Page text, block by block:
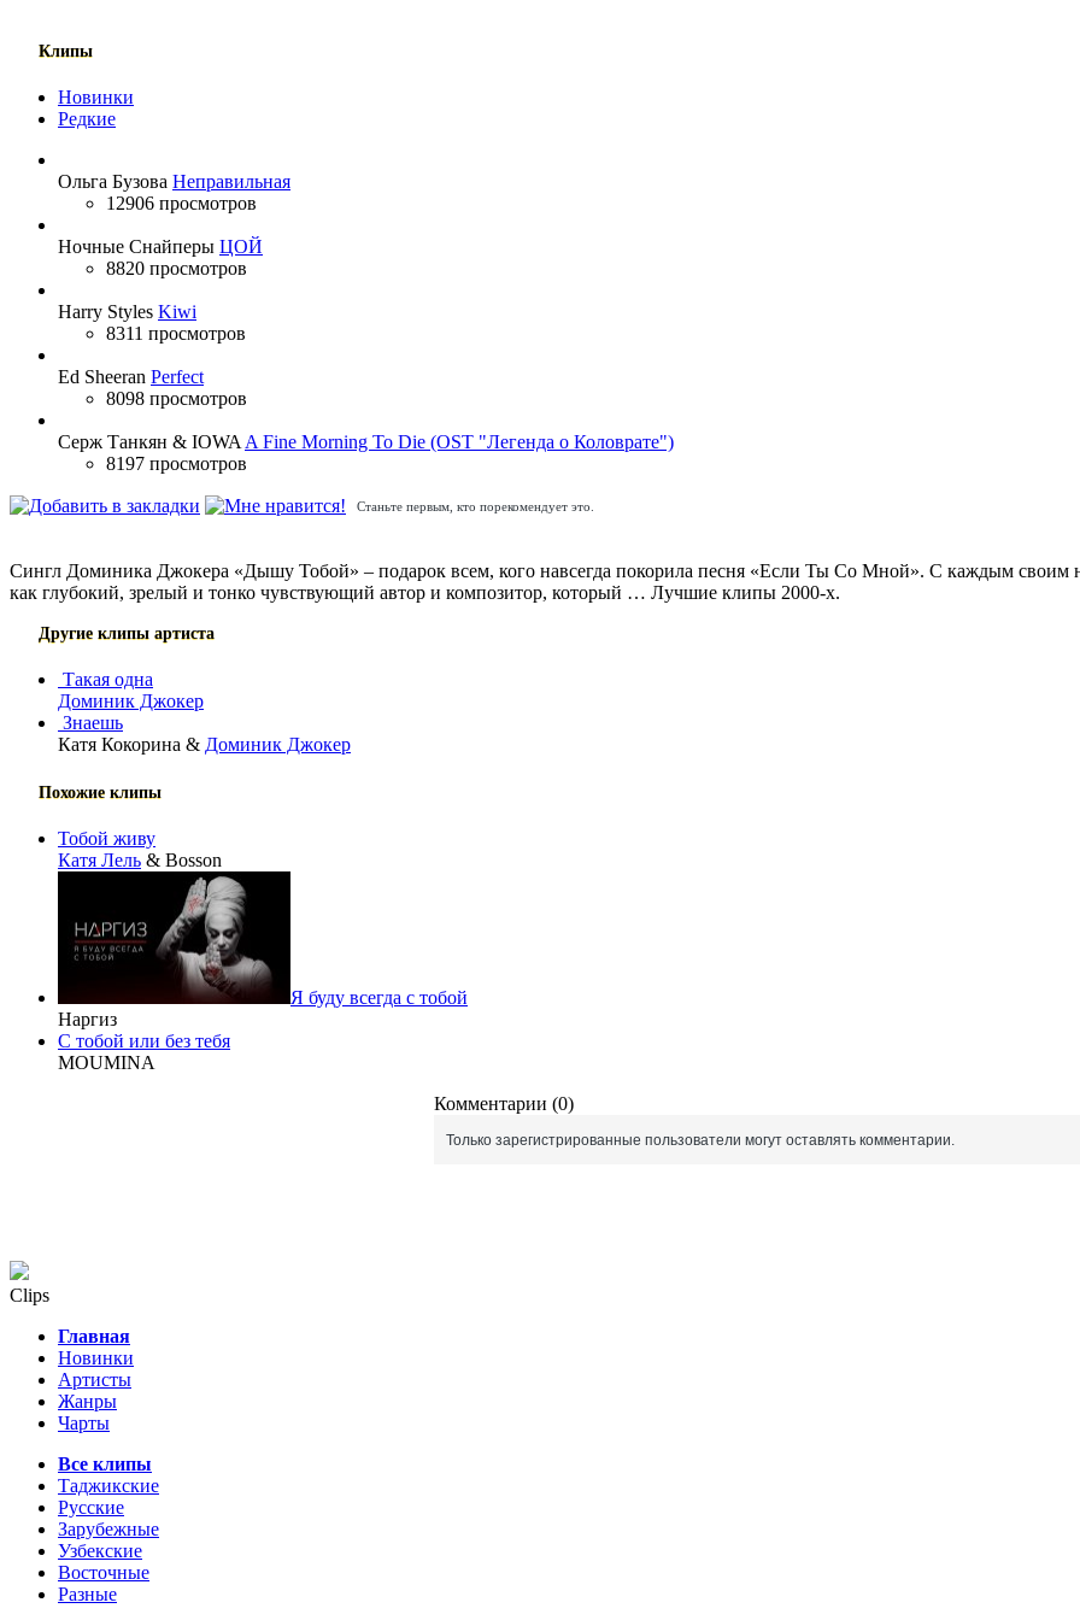
Клипы
Новинки
Редкие
Ольга Бузова Неправильная
12906 просмотров
Ночные Снайперы ЦОЙ
8820 просмотров
Harry Styles Kiwi
8311 просмотров
Ed Sheeran Perfect
8098 просмотров
Серж Танкян & IOWA A Fine Morning To Die (OST "Легенда о Коловрате")
8197 просмотров
Станьте первым, кто порекомендует это.
Сингл Доминика Джокера «Дышу Тобой» – подарок всем, кого навсегда покорила песня «Если Ты Со Мной». С каждым
как глубокий, зрелый и тонко чувствующий автор и композитор, который … Лучшие клипы 2000-х.
Другие клипы артиста
Такая одна
Доминик Джокер
Знаешь
Катя Кокорина & Доминик Джокер
Похожие клипы
Тобой живу
Катя Лель & Bosson
Я буду всегда с тобой
Наргиз
С тобой или без тебя
MOUMINA
Комментарии (0)
Только зарегистрированные пользователи могут оставлять комментарии.
Clips
Главная
Новинки
Артисты
Жанры
Чарты
Все клипы
Таджикские
Русские
Зарубежные
Узбекские
Восточные
Разные